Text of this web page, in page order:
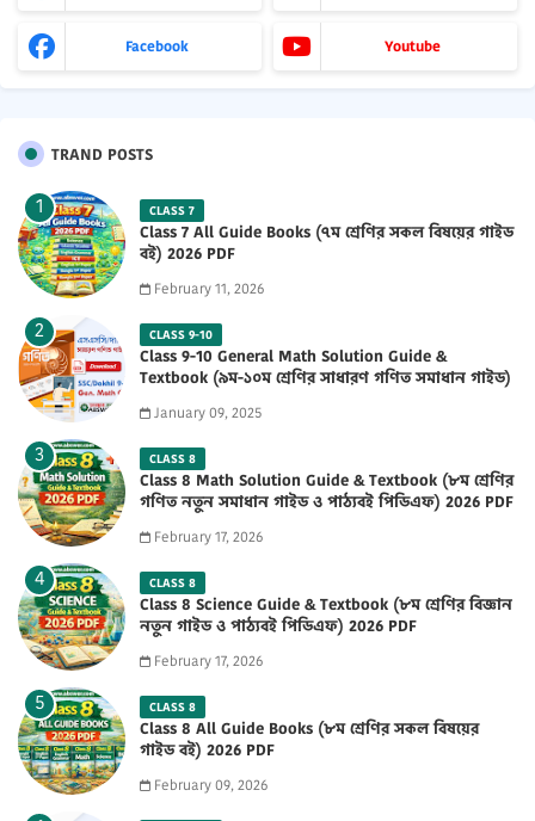
Facebook Youtube
TRAND POSTS
CLASS 7
Class 7 All Guide Books (৭ম শ্রেণির সকল বিষয়ের গাইড
বই) 2026 PDF
February 11, 2026
CLASS 9-10
Class 9-10 General Math Solution Guide &
Textbook (৯ম-১০ম শ্রেণির সাধারণ গণিত সমাধান গাইড)
January 09, 2025
CLASS 8
Class 8 Math Solution Guide & Textbook (৮ম শ্রেণির
গণিত নতুন সমাধান গাইড ও পাঠ্যবই পিডিএফ) 2026 PDF
February 17, 2026
CLASS 8
Class 8 Science Guide & Textbook (৮ম শ্রেণির বিজ্ঞান
নতুন গাইড ও পাঠ্যবই পিডিএফ) 2026 PDF
February 17, 2026
CLASS 8
Class 8 All Guide Books (৮ম শ্রেণির সকল বিষয়ের
গাইড বই) 2026 PDF
February 09, 2026